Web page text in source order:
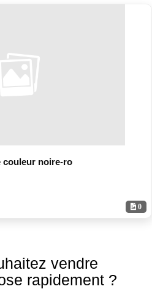
0
couleur noire-ro
vendre
rapidement ?